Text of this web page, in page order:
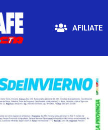
AFILIATE